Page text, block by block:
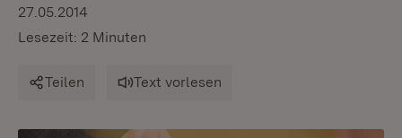
27.05.2014
Lesezeit: 2 Minuten
Teilen Text vorlesen